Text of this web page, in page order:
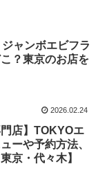
ジャンボエビフラ
？東京のお店を
2026.02.24
門店】TOKYOエ
ーや予約方法、
京・代々木】